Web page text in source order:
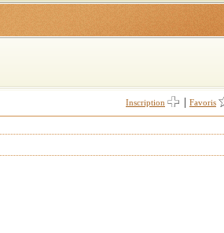
Inscription Favoris